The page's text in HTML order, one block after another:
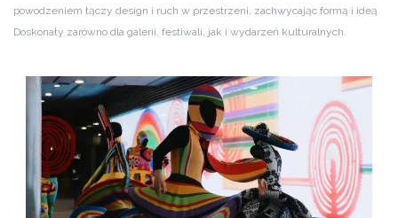
powodzeniem łączy design i ruch w przestrzeni, zachwycając formą i ideą.
Doskonały zarówno dla galerii, festiwali, jak i wydarzeń kulturalnych.